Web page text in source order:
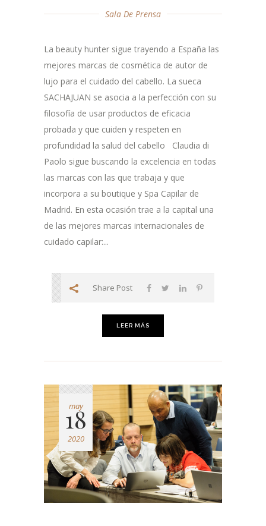
Sala De Prensa
La beauty hunter sigue trayendo a España las
mejores marcas de cosmética de autor de
lujo para el cuidado del cabello. La sueca
SACHAJUAN se asocia a la perfección con su
filosofía de usar productos de eficacia
probada y que cuiden y respeten en
profundidad la salud del cabello Claudia di
Paolo sigue buscando la excelencia en todas
las marcas con las que trabaja y que
incorpora a su boutique y Spa Capilar de
Madrid. En esta ocasión trae a la capital una
de las mejores marcas internacionales de
cuidado capilar:...
Share Post
LEER MÁS
may
18
2020